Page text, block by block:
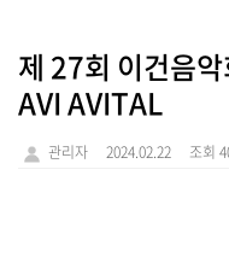
제 27회 이건음
AVI AVITAL
관리자 2024.02.22 조회